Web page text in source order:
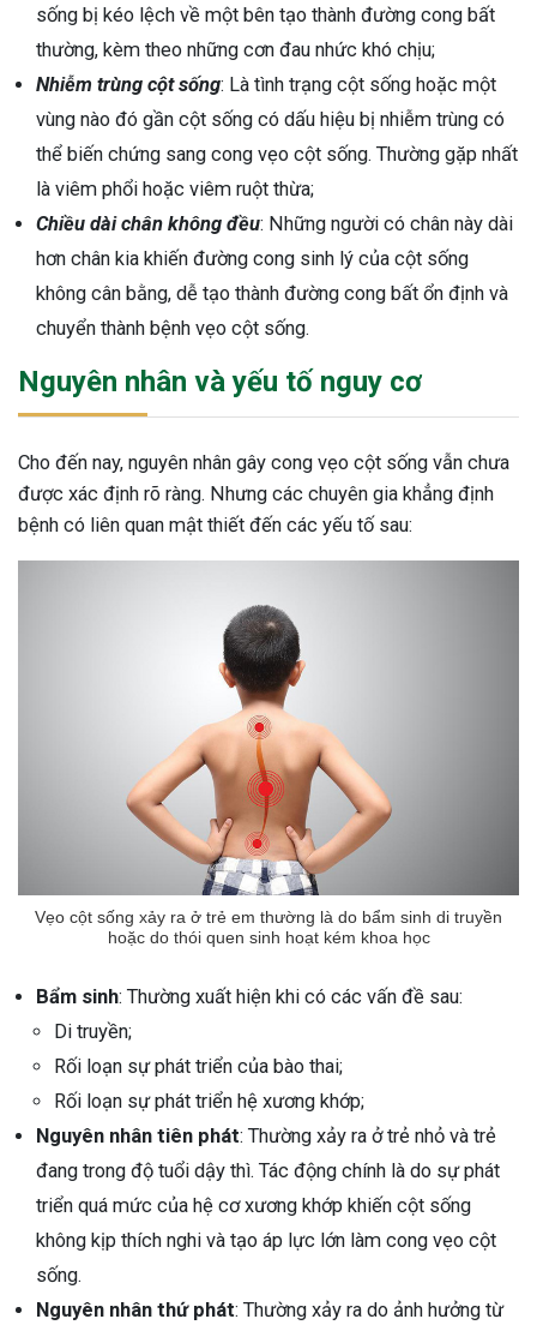
sống bị kéo lệch về một bên tạo thành đường cong bất
thường, kèm theo những cơn đau nhức khó chịu;
Nhiễm trùng cột sống: Là tình trạng cột sống hoặc một
vùng nào đó gần cột sống có dấu hiệu bị nhiễm trùng có
thể biến chứng sang cong vẹo cột sống. Thường gặp nhất
là viêm phổi hoặc viêm ruột thừa;
Chiều dài chân không đều: Những người có chân này dài
hơn chân kia khiến đường cong sinh lý của cột sống
không cân bằng, dễ tạo thành đường cong bất ổn định và
chuyển thành bệnh vẹo cột sống.
Nguyên nhân và yếu tố nguy cơ
Cho đến nay, nguyên nhân gây cong vẹo cột sống vẫn chưa
được xác định rõ ràng. Nhưng các chuyên gia khẳng định
bệnh có liên quan mật thiết đến các yếu tố sau:
Vẹo cột sống xảy ra ở trẻ em thường là do bẩm sinh di truyền
hoặc do thói quen sinh hoạt kém khoa học
Bẩm sinh: Thường xuất hiện khi có các vấn đề sau:
Di truyền;
Rối loạn sự phát triển của bào thai;
Rối loạn sự phát triển hệ xương khớp;
Nguyên nhân tiên phát: Thường xảy ra ở trẻ nhỏ và trẻ
đang trong độ tuổi dậy thì. Tác động chính là do sự phát
triển quá mức của hệ cơ xương khớp khiến cột sống
không kịp thích nghi và tạo áp lực lớn làm cong vẹo cột
sống.
Nguyên nhân thứ phát: Thường xảy ra do ảnh hưởng từ